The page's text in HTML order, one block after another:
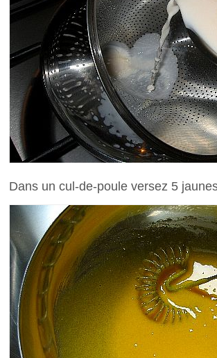
Dans un cul-de-poule versez 5